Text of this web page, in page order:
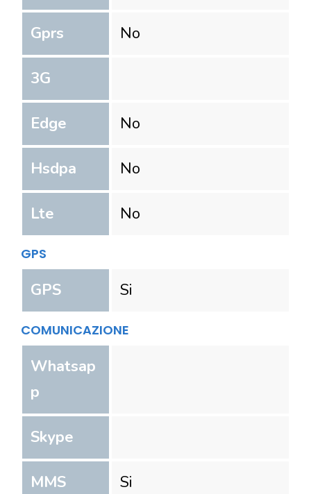
Gprs No
3G
Edge No
Hsdpa No
Lte No
GPS
GPS Si
COMUNICAZIONE
Whatsap
p
Skype
MMS Si